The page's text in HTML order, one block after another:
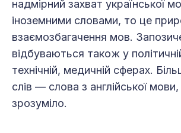
надмірний захват української
іноземними словами, то це
взаємозбагачення мов.
відбуваються також у
технічній, медичній сферах.
слів — слова з англійської
зрозуміло.